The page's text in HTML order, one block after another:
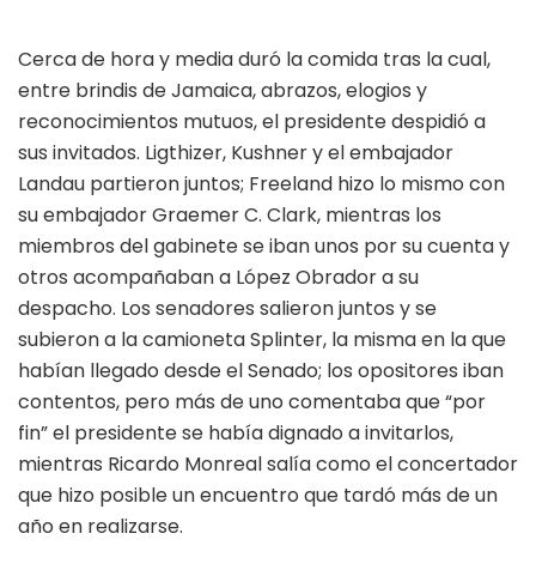
Cerca de hora y media duró la comida tras la cual,
entre brindis de Jamaica, abrazos, elogios y
reconocimientos mutuos, el presidente despidió a
sus invitados. Ligthizer, Kushner y el embajador
Landau partieron juntos; Freeland hizo lo mismo con
su embajador Graemer C. Clark, mientras los
miembros del gabinete se iban unos por su cuenta y
otros acompañaban a López Obrador a su
despacho. Los senadores salieron juntos y se
subieron a la camioneta Splinter, la misma en la que
habían llegado desde el Senado; los opositores iban
contentos, pero más de uno comentaba que “por
fin” el presidente se había dignado a invitarlos,
mientras Ricardo Monreal salía como el concertador
que hizo posible un encuentro que tardó más de un
año en realizarse.